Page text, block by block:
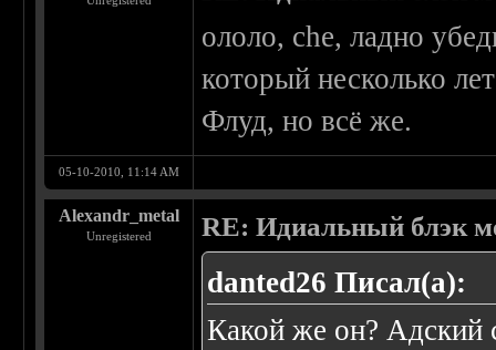
ололо, che, ладно
который несколько
Флуд, но всё же.
05-10-2010, 11:14 AM
Alexandr_metal
Unregistered RE: Идиальный блэк
danted26 Писал(а):
Какой же он? Адский